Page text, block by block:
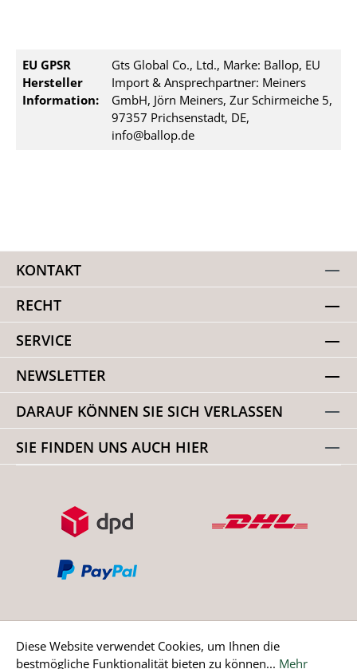
EU GPSR
Hersteller
Information:
Gts Global Co., Ltd., Marke: Ballop, EU
Import & Ansprechpartner: Meiners
GmbH, Jörn Meiners, Zur Schirmeiche 5,
97357 Prichsenstadt, DE,
info@ballop.de
KONTAKT
RECHT
SERVICE
NEWSLETTER
DARAUF KÖNNEN SIE SICH VERLASSEN
SIE FINDEN UNS AUCH HIER
Bestellung widerrufen
Diese Website verwendet Cookies, um Ihnen die
bestmögliche Funktionalität bieten zu können... Mehr